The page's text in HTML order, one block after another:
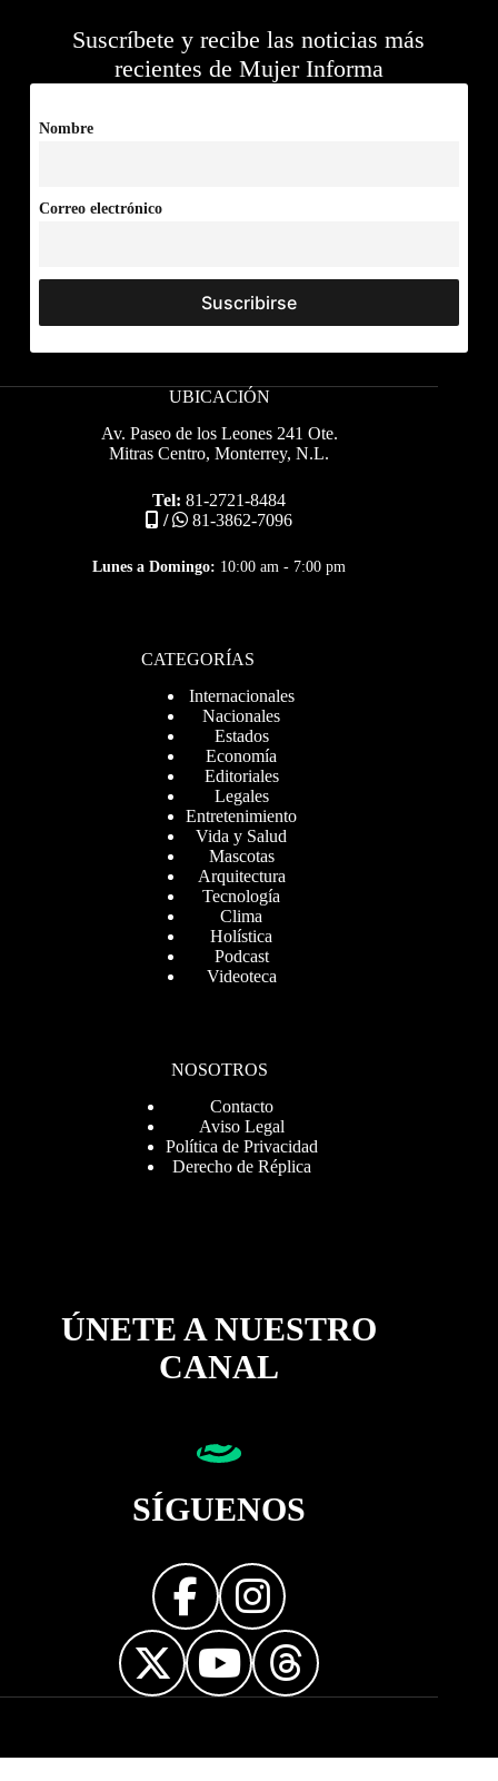
Suscríbete y recibe las noticias más
recientes de Mujer Informa
Nombre
Correo electrónico
UBICACIÓN
Av. Paseo de los Leones 241 Ote.
Mitras Centro, Monterrey, N.L.
Tel: 81-2721-8484
/
81-3862-7096
Lunes a Domingo: 10:00 am - 7:00 pm
CATEGORÍAS
Internacionales
Nacionales
Estados
Economía
Editoriales
Legales
Entretenimiento
Vida y Salud
Mascotas
Arquitectura
Tecnología
Clima
Holística
Podcast
Videoteca
NOSOTROS
Contacto
Aviso Legal
Política de Privacidad
Derecho de Réplica
ÚNETE A NUESTRO
CANAL
SÍGUENOS